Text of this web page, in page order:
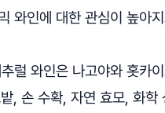
와인에 대한 관심이 높아
럴 와인은 나고야와 홋카
, 손 수확, 자연 효모, 화